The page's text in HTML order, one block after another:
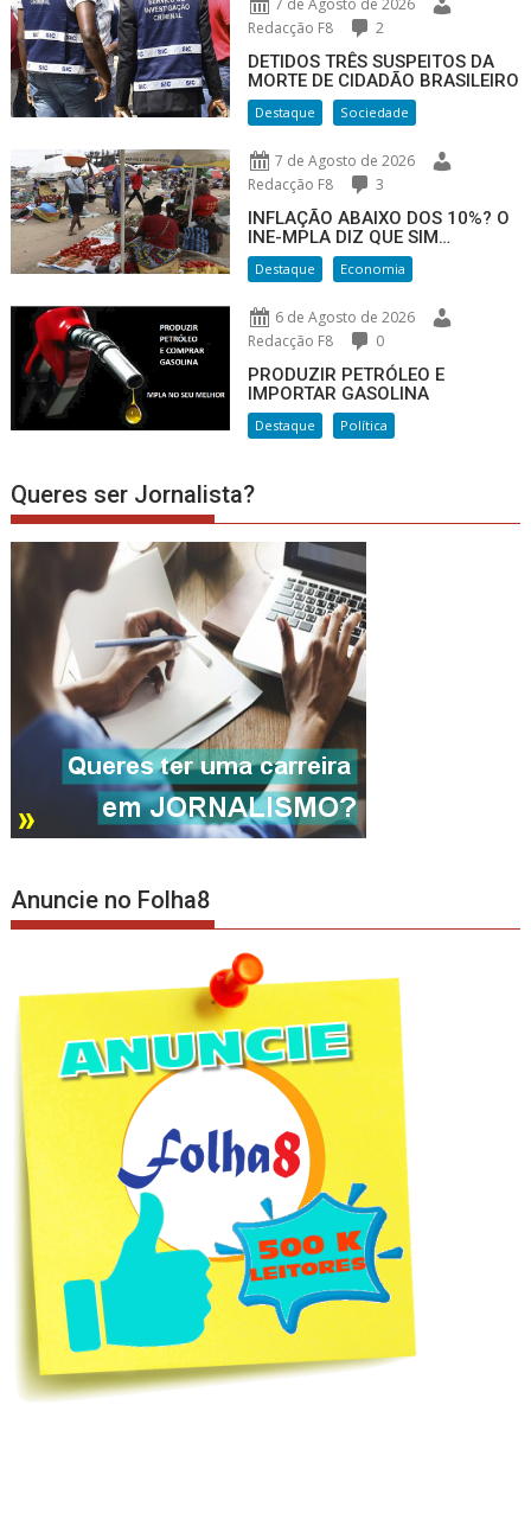
7 de Agosto de 2026
Redacção F8
2
DETIDOS TRÊS SUSPEITOS DA
MORTE DE CIDADÃO BRASILEIRO
Destaque Sociedade
7 de Agosto de 2026
Redacção F8
3
INFLAÇÃO ABAIXO DOS 10%? O
INE-MPLA DIZ QUE SIM…
Destaque Economia
6 de Agosto de 2026
Redacção F8
0
PRODUZIR PETRÓLEO E
IMPORTAR GASOLINA
Destaque Política
Queres ser Jornalista?
Anuncie no Folha8